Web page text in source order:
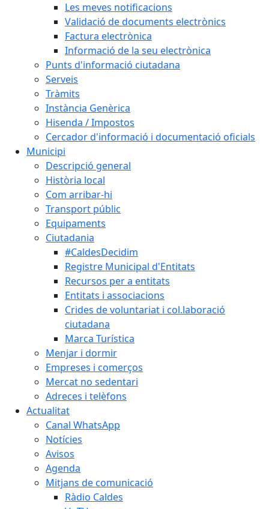
Les meves notificacions
Validació de documents electrònics
Factura electrònica
Informació de la seu electrònica
Punts d'informació ciutadana
Serveis
Tràmits
Instància Genèrica
Hisenda / Impostos
Cercador d'informació i documentació oficials
Municipi
Descripció general
Història local
Com arribar-hi
Transport públic
Equipaments
Ciutadania
#CaldesDecidim
Registre Municipal d'Entitats
Recursos per a entitats
Entitats i associacions
Crides de voluntariat i col.laboració
ciutadana
Marca Turística
Menjar i dormir
Empreses i comerços
Mercat no sedentari
Adreces i telèfons
Actualitat
Canal WhatsApp
Notícies
Avisos
Agenda
Mitjans de comunicació
Ràdio Caldes